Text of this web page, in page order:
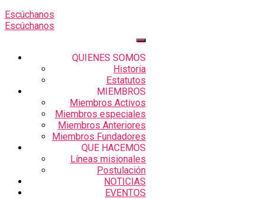
Escúchanos
Escúchanos
QUIENES SOMOS
Historia
Estatutos
MIEMBROS
Miembros Activos
Miembros especiales
Miembros Anteriores
Miembros Fundadores
QUE HACEMOS
Líneas misionales
Postulación
NOTICIAS
EVENTOS